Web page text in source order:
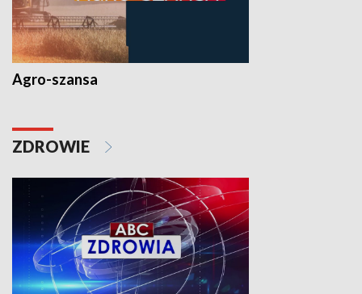
Agro-szansa
ZDROWIE